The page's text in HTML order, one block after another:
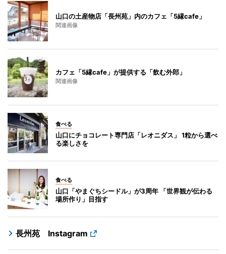
山口の土産物店「長州苑」内のカフェ「5縁cafe」
関連画像
カフェ「5縁cafe」が提供する「飲む外郎」
関連画像
食べる
山口にチョコレート専門店「レオニダス」 1粒から選べ
る楽しさを
食べる
山口「やまぐちシードル」が3周年 「世界観が伝わる
場所作り」目指す
長州苑 Instagram